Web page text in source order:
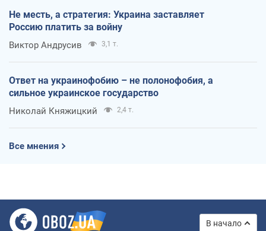
Не месть, а стратегия: Украина заставляет
Россию платить за войну
Виктор Андрусив 3,1 т.
Ответ на украинофобию – не полонофобия, а
сильное украинское государство
Николай Княжицкий 2,4 т.
Все мнения
В начало